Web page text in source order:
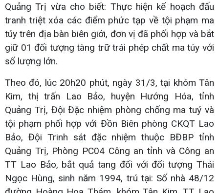
Quảng Trị vừa cho biết: Thực hiện kế hoạch đấu
tranh triệt xóa các điểm phức tạp về tội phạm ma
túy trên địa bàn biên giới, đơn vị đã phối hợp và bắt
giữ 01 đối tượng tàng trữ trái phép chất ma túy với
số lượng lớn.
Theo đó, lúc 20h20 phút, ngày 31/3, tại khóm Tân
Kim, thị trấn Lao Bảo, huyện Hướng Hóa, tỉnh
Quảng Trị, Đội Đặc nhiệm phòng chống ma tuý và
tội phạm phối hợp với Đồn Biên phòng CKQT Lao
Bảo, Đội Trinh sát đặc nhiệm thuộc BĐBP tỉnh
Quảng Trị, Phòng PC04 Công an tỉnh và Công an
TT Lao Bảo, bắt quả tang đối với đối tượng Thái
Ngọc Hùng, sinh năm 1994, trú tại: Số nhà 48/12